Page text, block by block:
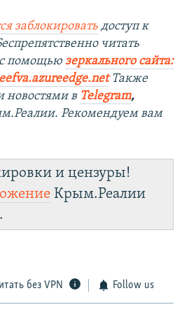
заблокировать доступ к
читать
помощью зеркального сайта:
Также
новостями в Telegram,
Рекомендуем вам
и цензуры!
Крым.Реалии
.
без VPN Follow us